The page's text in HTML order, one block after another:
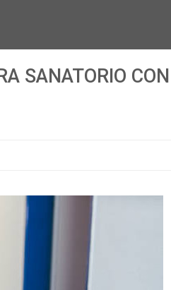
SANATORIO CON